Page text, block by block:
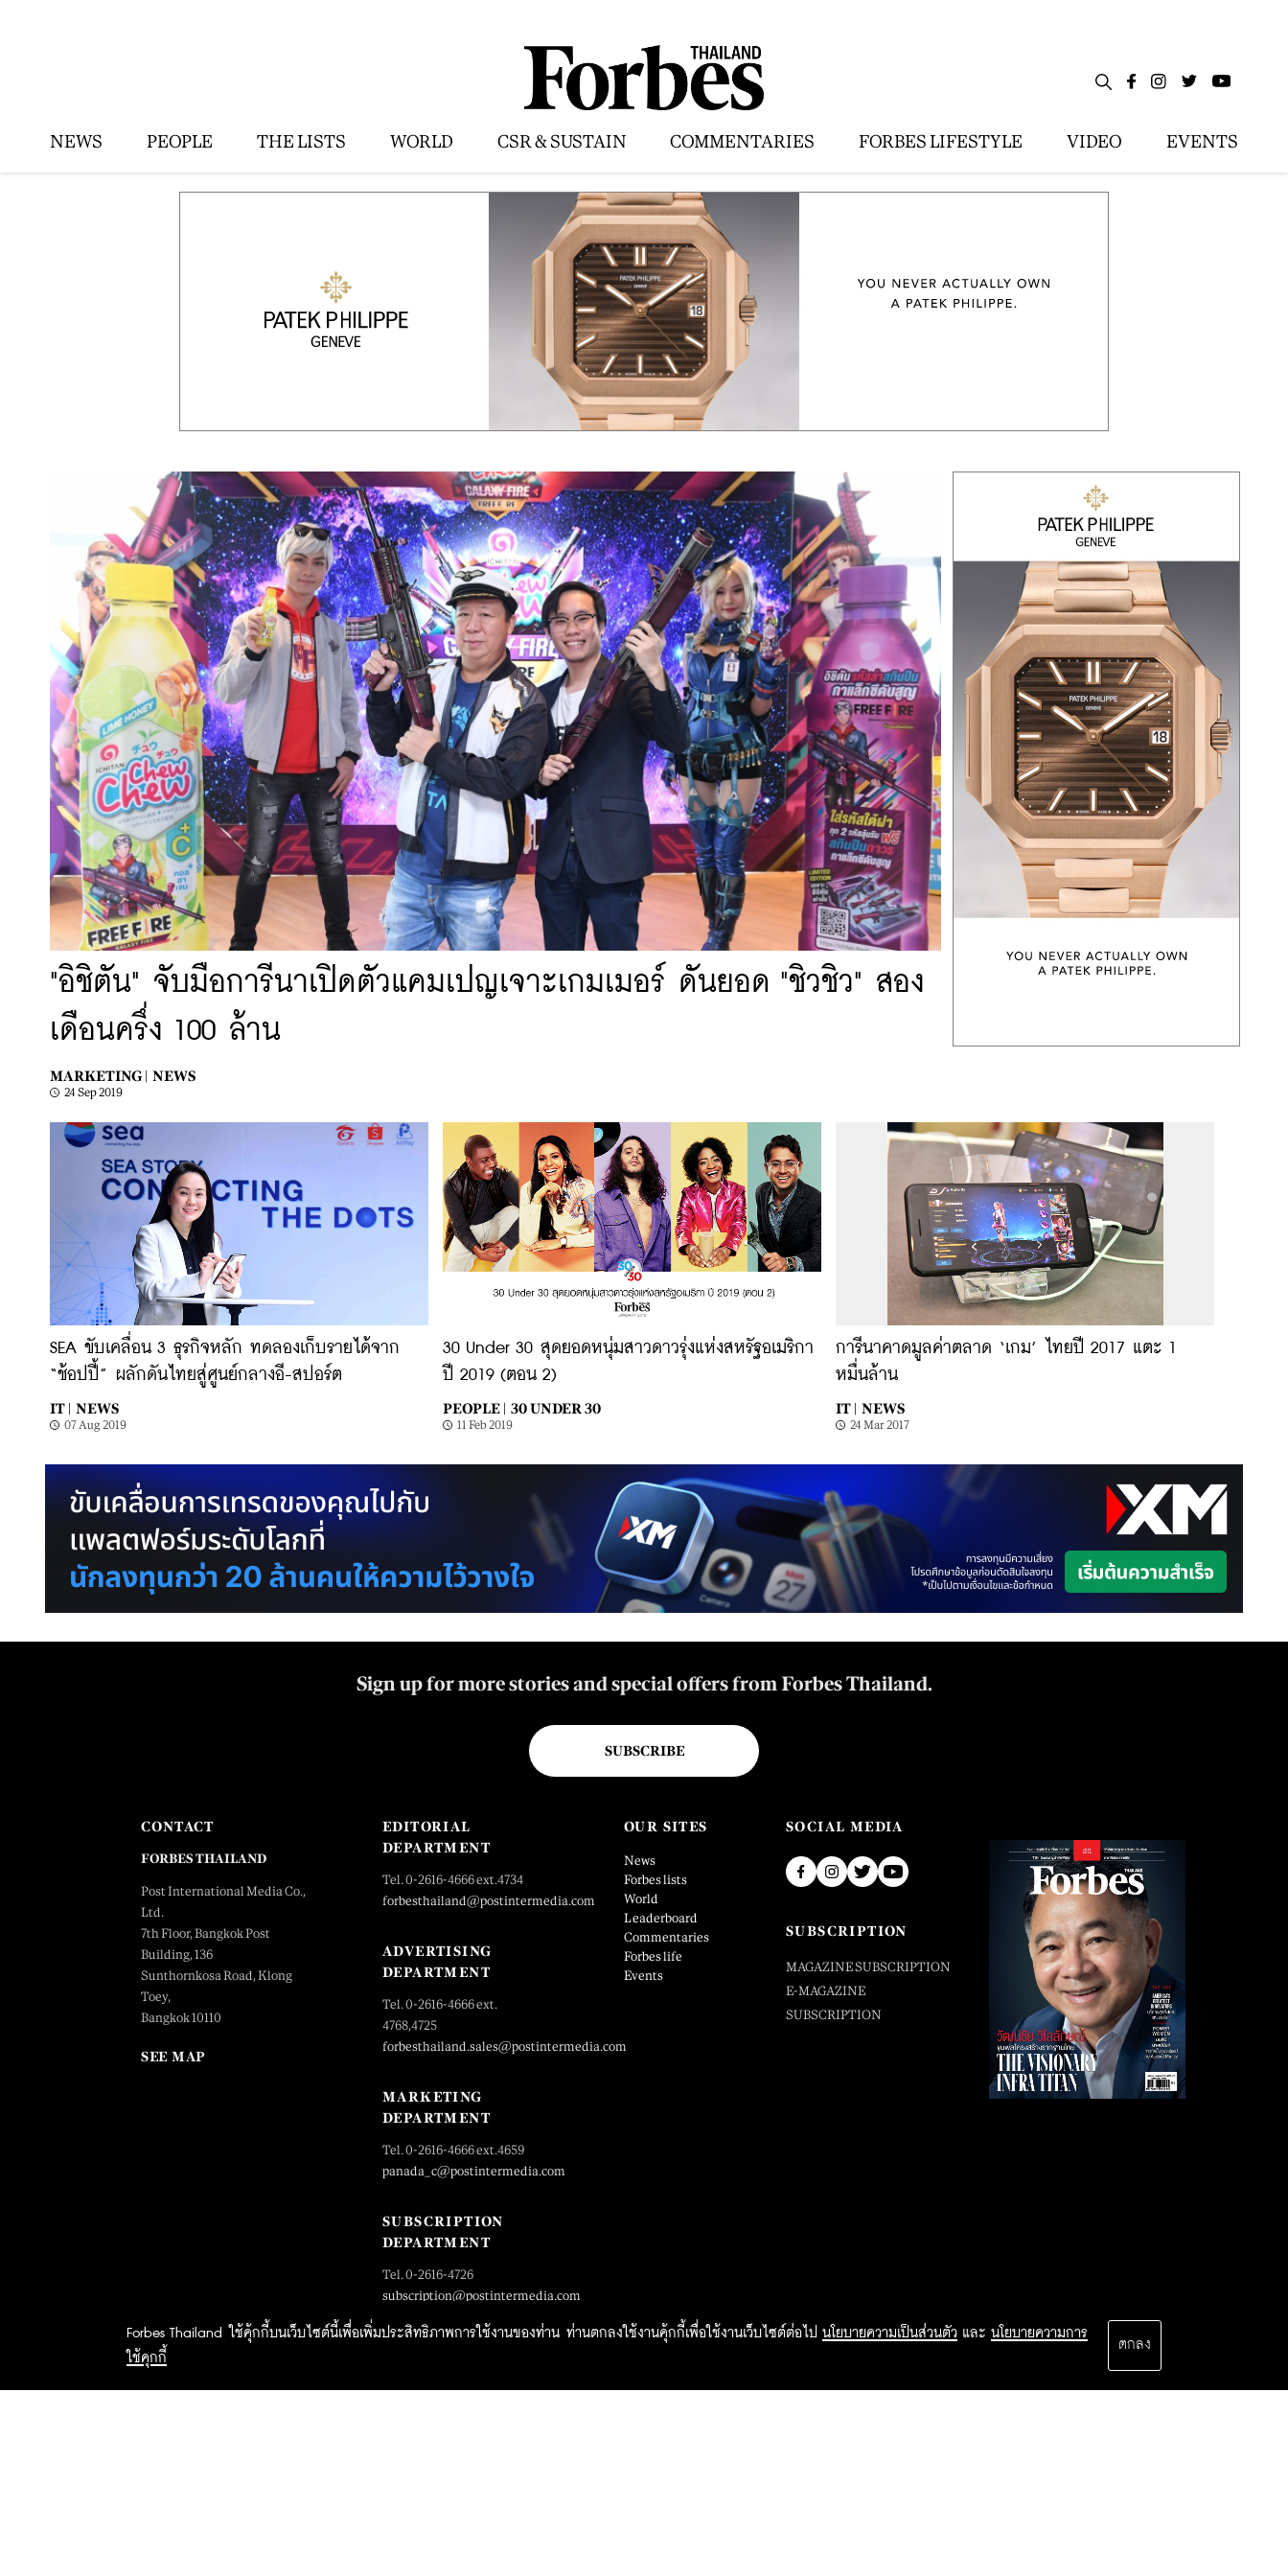
NEWS PEOPLE THE LISTS WORLD CSR & SUSTAIN COMMENTARIES FORBES LIFESTYLE VIDEO EVENTS
"อิชิตัน" จับมือการีนาเปิดตัวแคมเปญเจาะเกมเมอร์ ดันยอด "ชิวชิว" สอง
เดือนครึ่ง 100 ล้าน
MARKETING | NEWS
24 Sep 2019
SEA ขับเคลื่อน 3 ธุรกิจหลัก ทดลองเก็บรายได้จาก
“ช้อปปี้” ผลักดันไทยสู่ศูนย์กลางอี-สปอร์ต
IT | NEWS
07 Aug 2019
30 Under 30 สุดยอดหนุ่มสาวดาวรุ่งแห่งสหรัฐอเมริกา
ปี 2019 (ตอน 2)
PEOPLE | 30 UNDER 30
11 Feb 2019
การีนาคาดมูลค่าตลาด ‘เกม’ ไทยปี 2017 แตะ 1
หมื่นล้าน
IT | NEWS
24 Mar 2017
Forbes Thailand ใช้คุ้กกี้บนเว็บไซต์นี้เพื่อเพิ่มประสิทธิภาพการใช้งานของท่าน ท่านตกลงใช้งานคุ้กกี้เพื่อใช้งานเว็บไซต์ต่อไป นโยบายความเป็นส่วนตัว และ นโยบายความการ
ใช้คุกกี้
ตกลง
Sign up for more stories and special offers from Forbes Thailand.
SUBSCRIBE
CONTACT
FORBES THAILAND
Post International Media Co.,
Ltd.
7th Floor, Bangkok Post
Building, 136
Sunthornkosa Road, Klong
Toey,
Bangkok 10110
SEE MAP
EDITORIAL
DEPARTMENT
Tel. 0-2616-4666 ext.4734
forbesthailand@postintermedia.com
ADVERTISING
DEPARTMENT
Tel. 0-2616-4666 ext.
4768,4725
forbesthailand.sales@postintermedia.com
MARKETING
DEPARTMENT
Tel. 0-2616-4666 ext.4659
panada_c@postintermedia.com
SUBSCRIPTION
DEPARTMENT
Tel. 0-2616-4726
subscription@postintermedia.com
OUR SITES
News
Forbes lists
World
Leaderboard
Commentaries
Forbes life
Events
SOCIAL MEDIA
SUBSCRIPTION
MAGAZINE SUBSCRIPTION
E-MAGAZINE
SUBSCRIPTION